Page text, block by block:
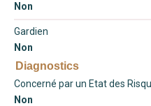
Non
Gardien
Non
Diagnostics
Concerné par un Etat des
Non